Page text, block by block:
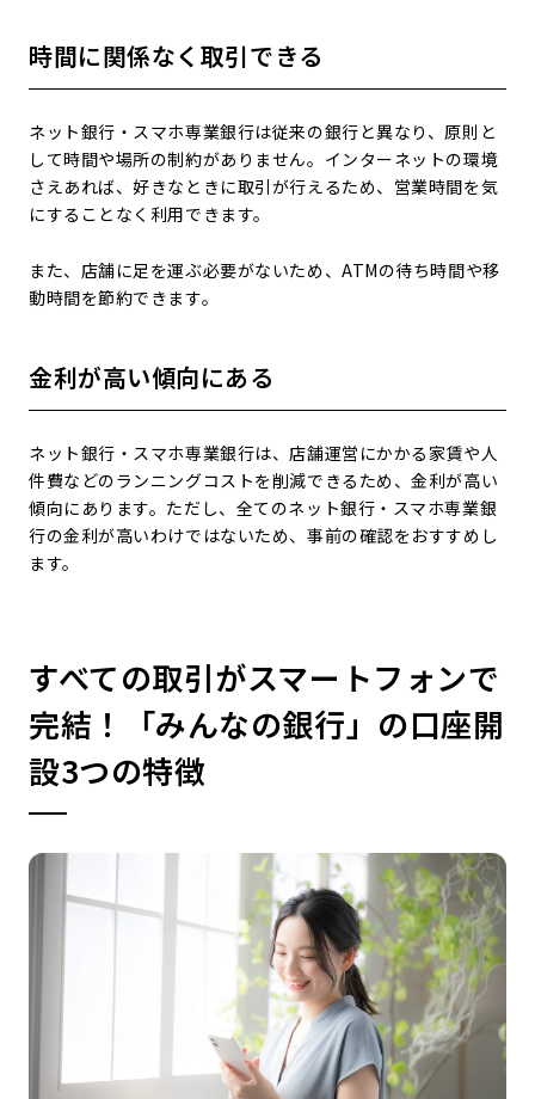
時間に関係なく取引できる
ネット銀行・スマホ専業銀行は従来の銀行と異なり、原則と
して時間や場所の制約がありません。インターネットの環境
さえあれば、好きなときに取引が行えるため、営業時間を気
にすることなく利用できます。
また、店舗に足を運ぶ必要がないため、ATMの待ち時間や移
動時間を節約できます。
金利が高い傾向にある
ネット銀行・スマホ専業銀行は、店舗運営にかかる家賃や人
件費などのランニングコストを削減できるため、金利が高い
傾向にあります。ただし、全てのネット銀行・スマホ専業銀
行の金利が高いわけではないため、事前の確認をおすすめし
ます。
すべての取引がスマートフォンで
完結！「みんなの銀行」の口座開
設3つの特徴